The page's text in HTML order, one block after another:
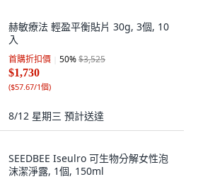
赫敏療法 輕盈平衡貼片 30g, 3個, 10
入
首購折扣價 50%$3,525
$1,730
($57.67/1個)
8/12 星期三 預計送達
SEEDBEE Iseulro 可生物分解女性泡
沫潔淨露, 1個, 150ml